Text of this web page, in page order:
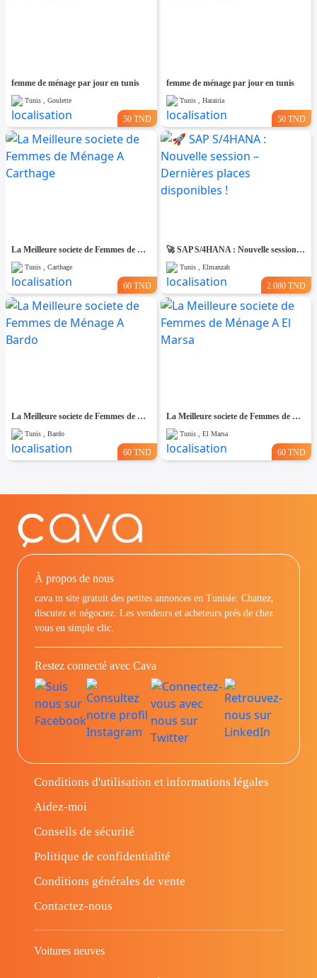
femme de ménage par jour en tunis
Tunis , Goulette
50 TND
femme de ménage par jour en tunis
Tunis , Harairia
50 TND
La Meilleure societe de Femmes de Ménage A Carthage
Tunis , Carthage
60 TND
🚀 SAP S/4HANA : Nouvelle session – Dernières places disponibles !
Tunis , Elmanzah
2.080 TND
La Meilleure societe de Femmes de Ménage A Bardo
Tunis , Bardo
60 TND
La Meilleure societe de Femmes de Ménage A El Marsa
Tunis , El Marsa
60 TND
À propos de nous
cava.tn site gratuit des petites annonces en Tunisie: Chattez,
discutez et négociez. Les vendeurs et acheteurs prés de chez
vous en simple clic.
Restez connecté avec Cava
Conditions d'utilisation et informations légales
Aidez-moi
Conseils de sécurité
Politique de confidentialité
Conditions générales de vente
Contactez-nous
Voitures neuves